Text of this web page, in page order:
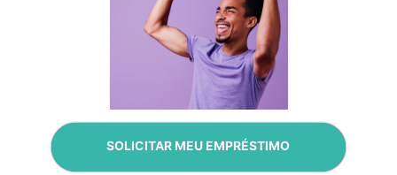
SOLICITAR MEU EMPRÉSTIMO